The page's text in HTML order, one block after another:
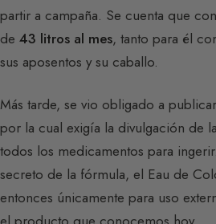
partir a campaña. Se cuenta que
de 43 litros al mes, tanto para él
sus aposentos y su caballo.
Más tarde, se vio obligado a
por la cual exigía la divulgación de
todos los medicamentos para
secreto de la fórmula, el Eau de
entonces únicamente para uso